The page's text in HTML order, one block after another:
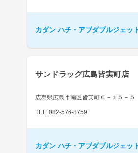
カダン ハチ・アブダブルジェッ
サンドラッグ広島皆実町店
広島県広島市南区皆実町６－１５－５
TEL: 082-576-8759
カダン ハチ・アブダブルジェッ